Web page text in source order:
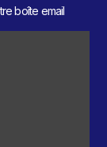
boîte email